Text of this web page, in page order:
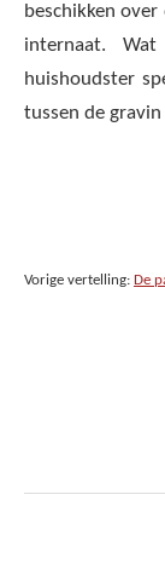
beschikken
internaat.
huishoudster
tussen de
Vorige vertelling: De